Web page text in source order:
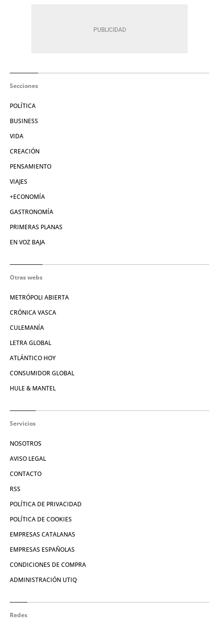
Secciones
POLÍTICA
BUSINESS
VIDA
CREACIÓN
PENSAMIENTO
VIAJES
+ECONOMÍA
GASTRONOMÍA
PRIMERAS PLANAS
EN VOZ BAJA
Otras webs
METRÓPOLI ABIERTA
CRÓNICA VASCA
CULEMANÍA
LETRA GLOBAL
ATLÁNTICO HOY
CONSUMIDOR GLOBAL
HULE & MANTEL
Servicios
NOSOTROS
AVISO LEGAL
CONTACTO
RSS
POLÍTICA DE PRIVACIDAD
POLÍTICA DE COOKIES
EMPRESAS CATALANAS
EMPRESAS ESPAÑOLAS
CONDICIONES DE COMPRA
ADMINISTRACIÓN UTIQ
Redes